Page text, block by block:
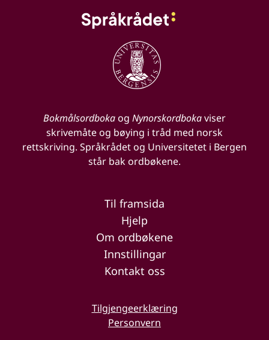
Bokmålsordbokaog Nynorskordbokaviser
skrivemåte og bøying i tråd med norsk
rettskriving. Språkrådet og Universitetet i Bergen
står bak ordbøkene.
Til framsida
Hjelp
Om ordbøkene
Innstillingar
Kontakt oss
Tilgjengeerklæring
Personvern